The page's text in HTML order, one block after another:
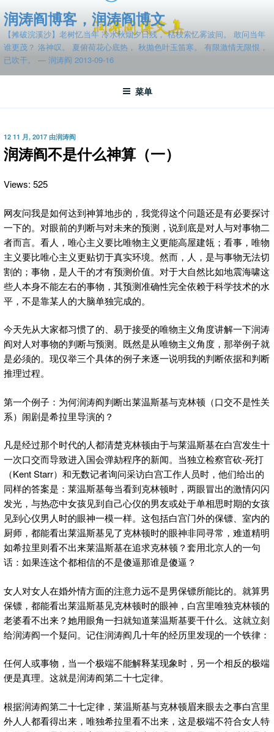
至
容
润涛阎博客，润涛阎博文
【摊破浣溪沙】老树忆当年 冷水秋烟夕日残， 枯枝索忆雾波间。 敢问当年
谁更茂？ 洛神叹。 夏俯荷花心底热， 秋抛色叶玉笛寒。 有限激情无限恨，
已吹干。 — 润涛阎 2013-09-16
菜单
发
布
于
12 11 月, 2017 由润涛阎
润涛阎不是什么神算（一）
Views: 525
网友问我是如何达到神算地步的，我觉得这个问题还是有必要探讨
一下的。对眼前的判断与对未来的预测，说到底是对人与对事物二
者而言。看人，唯心主义要比唯物主义更能高屋建瓴；看事，唯物
主义要比唯心主义更贴切于真实环境。 然而，人，是与事物无法切
割的；事物，是人干的才有预测价值。对于大自然比如地震海啸这
些人本身不能左右的事物，其预测准确性完全依赖于科学技术的水
平，不是靠某人的大脑单独完成的。
今天先从大家都习惯了的、易于接受的唯物主义角度讲解一下润涛
阎对人对事物的判断与预测。既然是从唯物主义角度，那举例子就
是必须的。现仅举三个具体的例子来逐一说明我的判断依据和判断
推理过程。
第一个例子：为何润涛阎判断出莱温斯基与克林顿（口交不是性关
系）闹剧是希拉里导演的？
凡是经过那个时代的人都清楚克林顿由于与莱温斯基在白宫发生十
一次口交而导致进入国会弹劾程序的新闻。当独立检察官砍-死打
（Kent Starr）和无数记者询问采访白宫工作人员时，他们给出的
同样的答案是：莱温斯基每当看到克林顿时，两眼冒出的激情闪闪
发光，与热恋中女孩见到自己心仪的男友或处于单相思时期的女孩
见到心仪男人时的眼神一模一样。这包括白宫门外的保镖、室内的
厨师，都能看出莱温斯基见了克林顿时的眼神非同寻常，难道精明
如希拉里则看不出来莱温斯基在追求克林顿？套用北京人的一句
话：如果连这个都相信的不是傻逼那谁是傻逼？
女人对女人在婚外情方面的注意力远不是男保镖所能比的。就算男
保镖，都能看出莱温斯基见克林顿时的眼神，白宫里唯独克林顿的
老婆看不出来？她用眼角一扫就知道莱温斯基要干什么。这就立刻
给润涛阎一个疑问。记住润涛阎几十年的经历里发现的一个铁律：
任何人或事物，当一个极端不能解释某现象时，另一个相反的极端
便是真理。这就是润涛阎第二十七定律。
根据润涛阎第二十七定律，莱温斯基与克林顿眉来眼去之事白宫里
外人人都看得出来，唯独希拉里看不出来，这是极端不符合女人特